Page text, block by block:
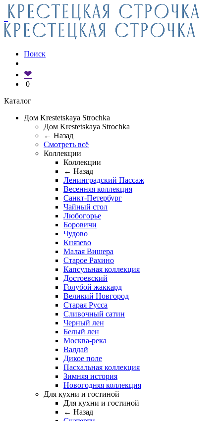
Поиск
❤
0
Каталог
Дом Krestetskaya Strochka
Дом Krestetskaya Strochka
← Назад
Смотреть всё
Коллекции
Коллекции
← Назад
Ленинградский Пассаж
Весенняя коллекция
Санкт-Петербург
Чайный стол
Любогорье
Боровичи
Чудово
Князево
Малая Вишера
Старое Рахино
Капсульная коллекция
Достоевский
Голубой жаккард
Великий Новгород
Старая Русса
Сливочный сатин
Черный лен
Белый лен
Москва-река
Валдай
Дикое поле
Пасхальная коллекция
Зимняя история
Новогодняя коллекция
Для кухни и гостиной
Для кухни и гостиной
← Назад